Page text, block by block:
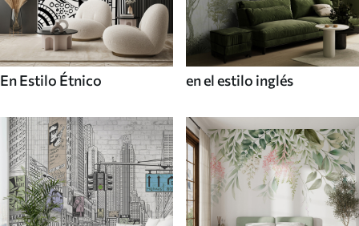
En Estilo Étnico en el estilo inglés